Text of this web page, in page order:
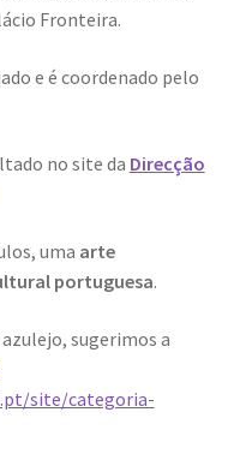
Fronteira.
e é coordenado pelo
no site da Direcção
uma arte
portuguesa.
sugerimos a
site/categoria-